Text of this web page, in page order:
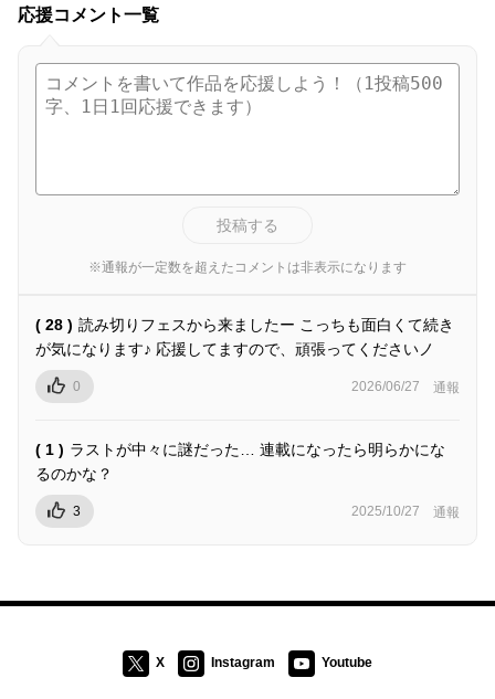
応援コメント一覧
投稿する
※通報が一定数を超えたコメントは非表示になります
( 28 ) 読み切りフェスから来ましたー こっちも面白くて続き
が気になります♪ 応援してますので、頑張ってくださいノ
0 2026/06/27 通報
( 1 ) ラストが中々に謎だった… 連載になったら明らかにな
るのかな？
3 2025/10/27 通報
X Instagram Youtube